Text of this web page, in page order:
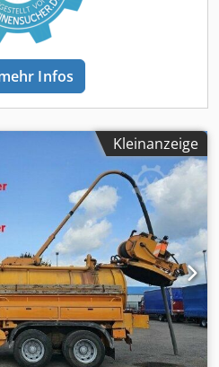
? Reifengröße:
% verbleibend: 50-60 %
Hinterachsfederung:
mm Werkzeugkasten: ?
26.000 kg
Flexline 312 Tankinhalt:
140 bar Betriebsstunden
Trommel: 1" - 200 m
/ 1/2 - 60 m Vakuumpumpe:
26.667 l/min.
500 Saugkassette: 5" mit
Infos
Kleinanzeige